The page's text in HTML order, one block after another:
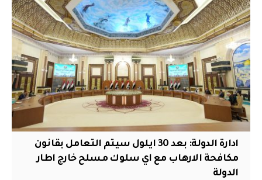
ادارة الدولة: بعد 30 ايلول سيتم التعامل بقانون
مكافحة الارهاب مع اي سلوك مسلح خارج اطار
الدولة